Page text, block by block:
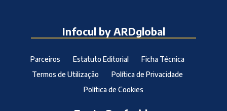
Infocul by ARDglobal
Parceiros Estatuto Editorial
Ficha Técnica
Termos de Utilização
Política de Privacidade
Política de Cookies